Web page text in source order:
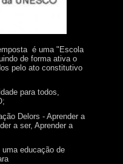
é uma "Escola
de forma ativa o
pelo ato constitutivo
para todos,
Delors - Aprender a
a ser, Aprender a
educação de